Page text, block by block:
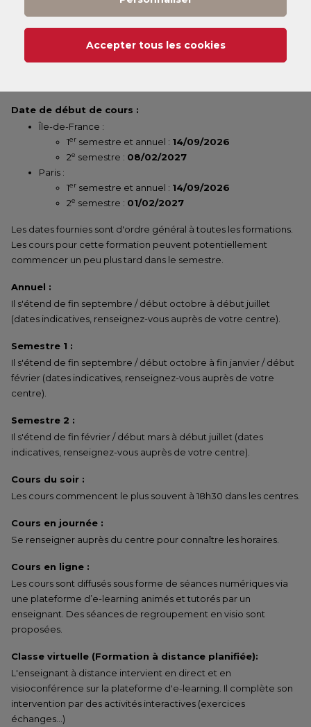
qui peuvent financer jusqu'à 100 % de votre formation. Nos
Date de début de cours :
Île-de-France :
1er semestre et annuel : 14/09/2026
2e semestre : 08/02/2027
Paris :
1er semestre et annuel : 14/09/2026
2e semestre : 01/02/2027
Les dates fournies sont d'ordre général à toutes les formations.
Les cours pour cette formation peuvent potentiellement
commencer un peu plus tard dans le semestre.
Annuel :
Il s'étend de fin septembre / début octobre à début juillet
(dates indicatives, renseignez-vous auprès de votre centre).
Semestre 1 :
Il s'étend de fin septembre / début octobre à fin janvier / début
février (dates indicatives, renseignez-vous auprès de votre
centre).
Semestre 2 :
Il s'étend de fin février / début mars à début juillet (dates
indicatives, renseignez-vous auprès de votre centre).
Cours du soir :
Les cours commencent le plus souvent à 18h30 dans les centres.
Cours en journée :
Se renseigner auprès du centre pour connaître les horaires.
Cours en ligne :
Les cours sont diffusés sous forme de séances numériques via
une plateforme d’e-learning animés et tutorés par un
enseignant. Des séances de regroupement en visio sont
proposées.
Classe virtuelle (Formation à distance planifiée):
L'enseignant à distance intervient en direct et en
visioconférence sur la plateforme d'e-learning. Il complète son
intervention par des activités interactives (exercices
échanges…)
Accepter tous les cookies